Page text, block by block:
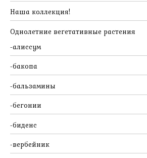
Наша коллекция!
Однолетние вегетативные растения
алиссум
бакопа
бальзамины
бегонии
биденс
вербейник